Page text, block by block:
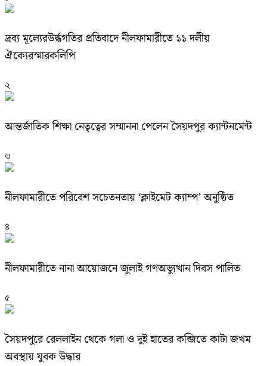
দ্রব্য মূল্যেরউর্দ্ধগতির প্রতিবাদে নীলফামারীতে ১১ দলীয়
ঐক্যেরস্মারকলিপি
২
আন্তর্জাতিক শিক্ষা নেতৃত্বের সম্মাননা পেলেন সৈয়দপুর ক্যান্টনমেন্ট
৩
নীলফামারীতে পরিবেশ সচেতনতায় ‘ক্লাইমেট ক্যাম্প’ অনুষ্ঠিত
৪
নীলফামারীতে নানা আয়োজনে জুলাই গণঅভ্যুত্থান দিবস পালিত
৫
সৈয়দপুরে রেললাইন থেকে গলা ও দুই হাতের কব্জিতে কাটা জখম
অবস্থায় যুবক উদ্ধার